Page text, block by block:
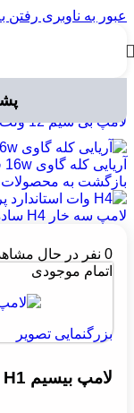
عبور به ناوبری رفتن
لوازم برقی
لامپ بی سیم 12 ولت
آریایی کله گاوی 16w فیلیپس Vision
بازگشت به محصولات
لامپ سه خار H4 ساده وات استاندارد پرمیوم
0 نفر در حال
اتمام موجودی
بزرگنمایی تصویر
لامپ بیسیم H1 زرد وات استاندارد پرمیوم